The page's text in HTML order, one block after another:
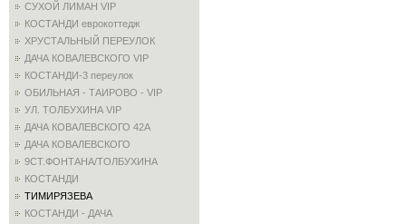
СУХОЙ ЛИМАН VIP
КОСТАНДИ еврокоттедж
ХРУСТАЛЬНЫЙ ПЕРЕУЛОК
ДАЧА КОВАЛЕВСКОГО VIP
КОСТАНДИ-3 переулок
ОБИЛЬНАЯ - ТАИРОВО - VIP
УЛ. ТОЛБУХИНА VIP
ДАЧА КОВАЛЕВСКОГО 42А
ДАЧА КОВАЛЕВСКОГО
9СТ.ФОНТАНА/ТОЛБУХИНА
КОСТАНДИ
ТИМИРЯЗЕВА
КОСТАНДИ - ДАЧА